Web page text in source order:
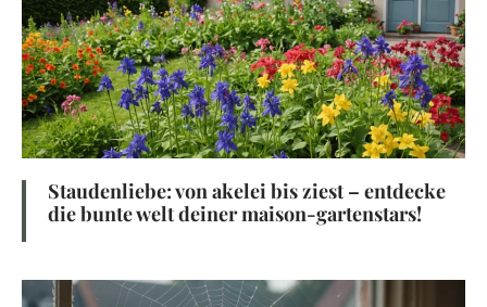
Staudenliebe: von akelei bis ziest – entdecke
die bunte welt deiner maison-gartenstars!